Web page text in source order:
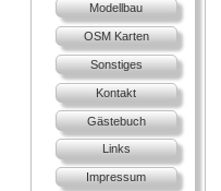
Modellbau
OSM Karten
Sonstiges
Kontakt
Gästebuch
Links
Impressum